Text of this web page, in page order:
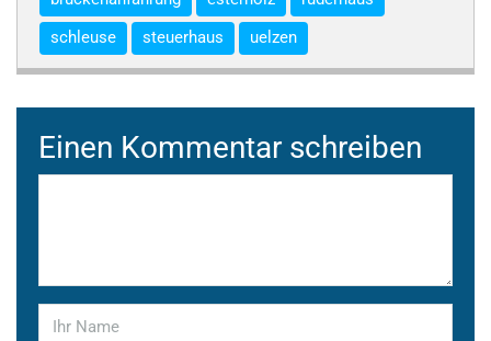
schleuse
steuerhaus uelzen
Einen Kommentar schreiben